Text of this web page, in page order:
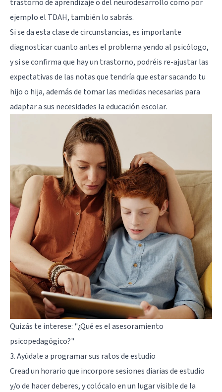
trastorno de aprendizaje o del neurodesarrollo como por
ejemplo el TDAH, también lo sabrás.
Si se da esta clase de circunstancias, es importante
diagnosticar cuanto antes el problema yendo al psicólogo,
y si se confirma que hay un trastorno, podréis re-ajustar las
expectativas de las notas que tendría que estar sacando tu
hijo o hija, además de tomar las medidas necesarias para
adaptar a sus necesidades la educación escolar.
Quizás te interese: "¿Qué es el asesoramiento
psicopedagógico?"
3. Ayúdale a programar sus ratos de estudio
Cread un horario que incorpore sesiones diarias de estudio
y/o de hacer deberes, y colócalo en un lugar visible de la